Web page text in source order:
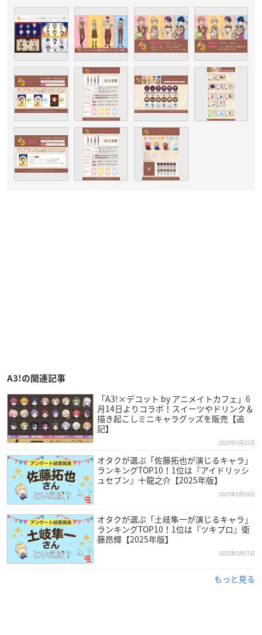
A3!の関連記事
「A3!×デコット by アニメイトカフェ」6
月14日よりコラボ！スイーツやドリンク＆
描き起こしミニキャラグッズを販売【追
記】
2025年5月21日
オタクが選ぶ「佐藤拓也が演じるキャラ」
ランキングTOP10！1位は『アイドリッシ
ュセブン』十龍之介【2025年版】
2025年5月19日
オタクが選ぶ「土岐隼一が演じるキャラ」
ランキングTOP10！1位は『ツキプロ』衛
藤昂輝【2025年版】
2025年5月07日
もっと見る